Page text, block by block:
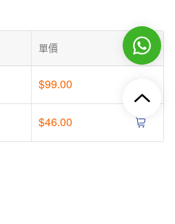
單價 操作
$99.00
$46.00